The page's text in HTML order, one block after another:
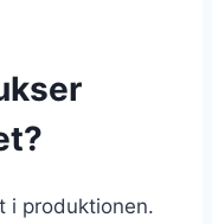
i produktionen.